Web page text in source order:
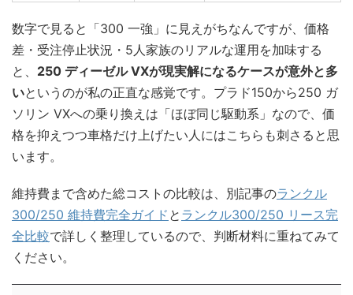
数字で見ると「300 一強」に見えがちなんですが、価格
差・受注停止状況・5人家族のリアルな運用を加味する
と、 250 ディーゼル VXが現実解になるケースが意外と多
いというのが私の正直な感覚です。プラド150から250 ガ
ソリン VXへの乗り換えは「ほぼ同じ駆動系」なので、価
格を抑えつつ車格だけ上げたい人にはこちらも刺さると思
います。
維持費まで含めた総コストの比較は、別記事のランクル
300/250 維持費完全ガイド と ランクル300/250 リース完
全比較で詳しく整理しているので、判断材料に重ねてみて
ください。